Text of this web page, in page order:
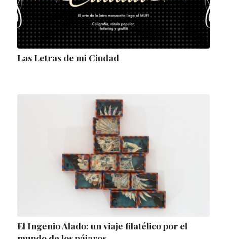
Las Letras de mi Ciudad
El Ingenio Alado: un viaje filatélico por el